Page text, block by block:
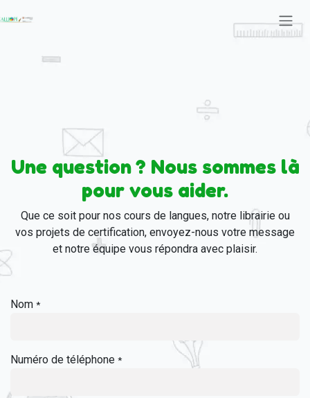
Une question ? Nous sommes là
pour vous aider.
Que ce soit pour nos cours de langues, notre librairie ou
vos projets de certification, envoyez-nous votre message
et notre équipe vous répondra avec plaisir.
Nom *
Numéro de téléphone *